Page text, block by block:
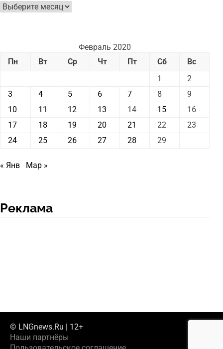
Архив
новостей
Февраль 2020
Пн
Вт Ср Чт Пт Сб
Вс
1
2
3
4 5 6 7 8
9
10
11 12 13 14 15
16
17
18 19 20 21 22
23
24
25 26 27 28 29
« Янв Мар »
Реклама
© LNGnews.Ru | 12+
Наши партнёры